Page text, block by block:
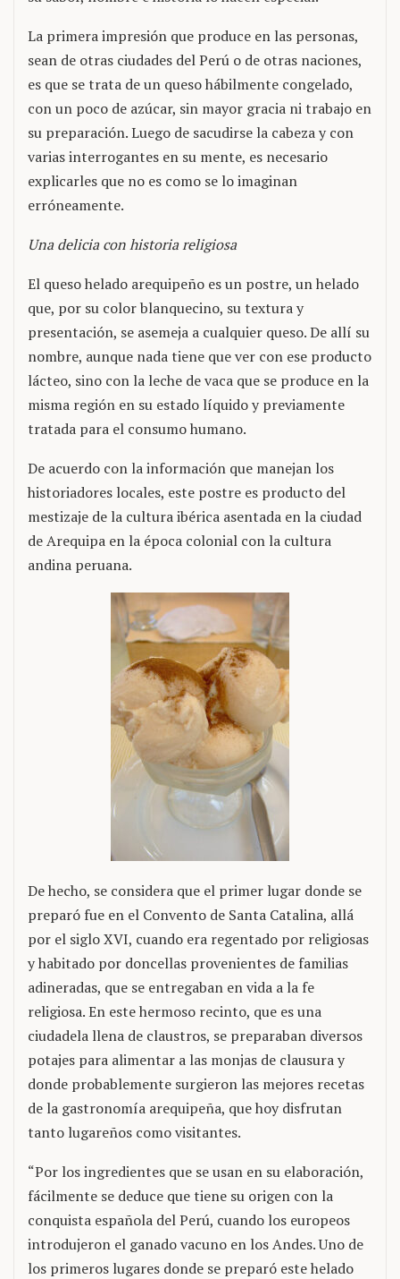
La primera impresión que produce en las personas,
sean de otras ciudades del Perú o de otras naciones,
es que se trata de un queso hábilmente congelado,
con un poco de azúcar, sin mayor gracia ni trabajo en
su preparación. Luego de sacudirse la cabeza y con
varias interrogantes en su mente, es necesario
explicarles que no es como se lo imaginan
erróneamente.
Una delicia con historia religiosa
El queso helado arequipeño es un postre, un helado
que, por su color blanquecino, su textura y
presentación, se asemeja a cualquier queso. De allí su
nombre, aunque nada tiene que ver con ese producto
lácteo, sino con la leche de vaca que se produce en la
misma región en su estado líquido y previamente
tratada para el consumo humano.
De acuerdo con la información que manejan los
historiadores locales, este postre es producto del
mestizaje de la cultura ibérica asentada en la ciudad
de Arequipa en la época colonial con la cultura
andina peruana.
De hecho, se considera que el primer lugar donde se
preparó fue en el Convento de Santa Catalina, allá
por el siglo XVI, cuando era regentado por religiosas
y habitado por doncellas provenientes de familias
adineradas, que se entregaban en vida a la fe
religiosa. En este hermoso recinto, que es una
ciudadela llena de claustros, se preparaban diversos
potajes para alimentar a las monjas de clausura y
donde probablemente surgieron las mejores recetas
de la gastronomía arequipeña, que hoy disfrutan
tanto lugareños como visitantes.
“Por los ingredientes que se usan en su elaboración,
fácilmente se deduce que tiene su origen con la
conquista española del Perú, cuando los europeos
introdujeron el ganado vacuno en los Andes. Uno de
los primeros lugares donde se preparó este helado